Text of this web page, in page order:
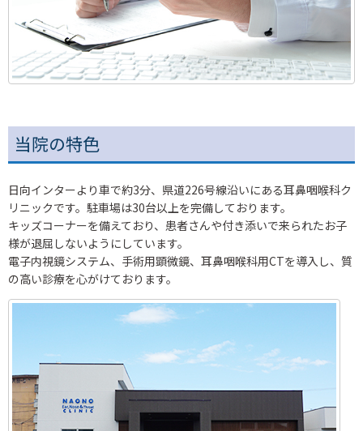
当院の特色
日向インターより車で約3分、県道226号線沿いにある耳鼻咽喉科ク
リニックです。駐車場は30台以上を完備しております。
キッズコーナーを備えており、患者さんや付き添いで来られたお子
様が退屈しないようにしています。
電子内視鏡システム、手術用顕微鏡、耳鼻咽喉科用CTを導入し、質
の高い診療を心がけております。